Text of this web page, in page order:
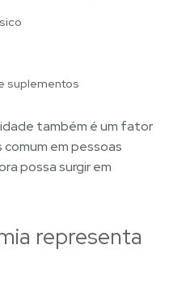
suplementos
também é um fator
comum em pessoas
possa surgir em
representa